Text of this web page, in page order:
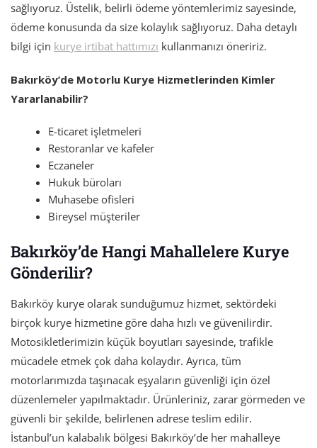
sağlıyoruz. Üstelik, belirli ödeme yöntemlerimiz sayesinde,
ödeme konusunda da size kolaylık sağlıyoruz. Daha detaylı
bilgi için kurye irtibat hattımızı kullanmanızı öneririz.
Bakırköy’de Motorlu Kurye Hizmetlerinden Kimler
Yararlanabilir?
E-ticaret işletmeleri
Restoranlar ve kafeler
Eczaneler
Hukuk büroları
Muhasebe ofisleri
Bireysel müşteriler
Bakırköy’de Hangi Mahallelere Kurye
Gönderilir?
Bakırköy kurye olarak sunduğumuz hizmet, sektördeki
birçok kurye hizmetine göre daha hızlı ve güvenilirdir.
Motosikletlerimizin küçük boyutları sayesinde, trafikle
mücadele etmek çok daha kolaydır. Ayrıca, tüm
motorlarımızda taşınacak eşyaların güvenliği için özel
düzenlemeler yapılmaktadır. Ürünleriniz, zarar görmeden ve
güvenli bir şekilde, belirlenen adrese teslim edilir.
İstanbul’un kalabalık bölgesi Bakırköy’de her mahalleye